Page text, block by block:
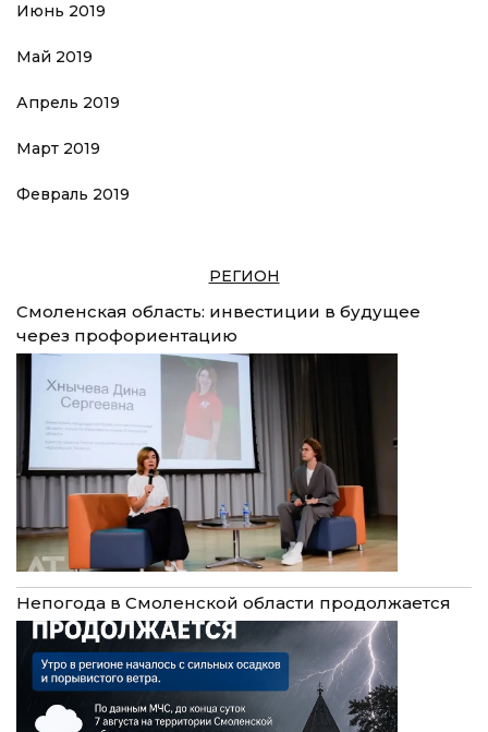
Июнь 2019
Май 2019
Апрель 2019
Март 2019
Февраль 2019
РЕГИОН
Смоленская область: инвестиции в будущее
через профориентацию
Непогода в Смоленской области продолжается